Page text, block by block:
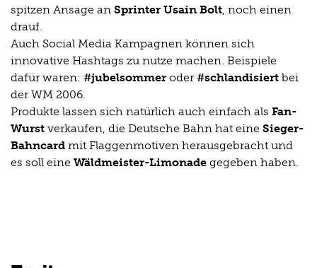
spitzen Ansage an Sprinter Usain Bolt, noch einen
drauf.
Auch Social Media Kampagnen können sich
innovative Hashtags zu nutze machen. Beispiele
dafür waren: #jubelsommer oder#schlandisiert bei
der WM 2006.
Produkte lassen sich natürlich auch einfach als Fan-
Wurst verkaufen, die Deutsche Bahn hat eine Sieger-
Bahncard mit Flaggenmotiven herausgebracht und
es soll eine Wäldmeister-Limonade gegeben haben.